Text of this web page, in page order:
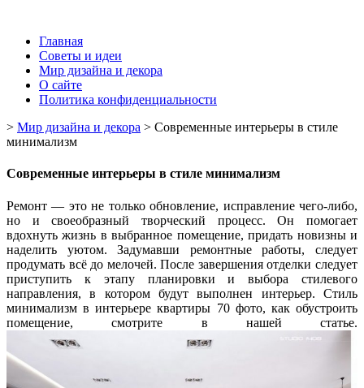
Главная
Советы и идеи
Мир дизайна и декора
О сайте
Политика конфиденциальности
> Мир дизайна и декора > Современные интерьеры в стиле
минимализм
Современные интерьеры в стиле минимализм
Ремонт — это не только обновление, исправление чего-либо,
но и своеобразный творческий процесс. Он помогает
вдохнуть жизнь в выбранное помещение, придать новизны и
наделить уютом. Задумавши ремонтные работы, следует
продумать всё до мелочей. После завершения отделки следует
приступить к этапу планировки и выбора стилевого
направления, в котором будут выполнен интерьер. Стиль
минимализм в интерьере квартиры 70 фото, как обустроить
помещение, смотрите в нашей статье.